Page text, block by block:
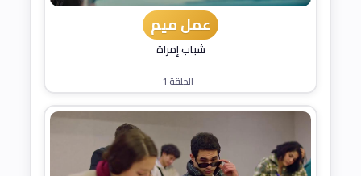
عمل ميم
شباب إمراة
- الحلقة 1